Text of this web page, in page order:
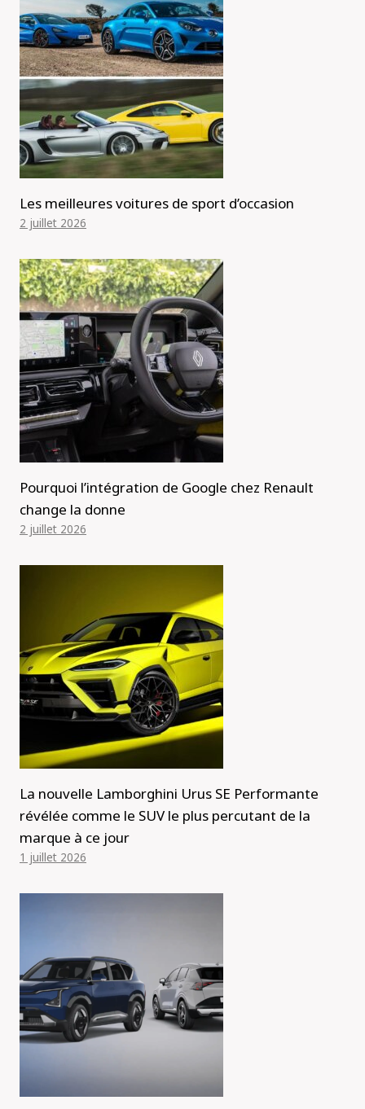
Les meilleures voitures de sport d’occasion
2 juillet 2026
Pourquoi l’intégration de Google chez Renault
change la donne
2 juillet 2026
La nouvelle Lamborghini Urus SE Performante
révélée comme le SUV le plus percutant de la
marque à ce jour
1 juillet 2026